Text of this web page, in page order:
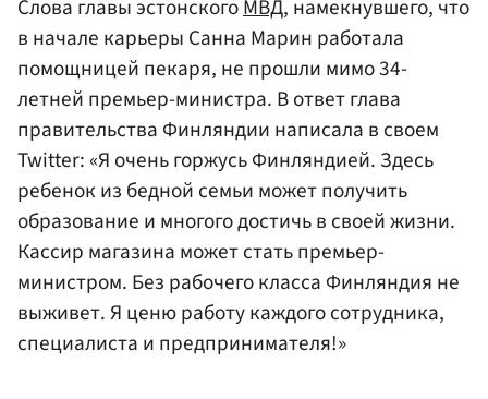
Слова главы эстонскогоМВД, намекнувшего, что
в начале карьеры Санна Марин работала
помощницей пекаря, не прошли мимо 34-
летней премьер-министра. В ответ глава
правительства Финляндии написала в своем
Twitter: «Я очень горжусь Финляндией. Здесь
ребенок из бедной семьи может получить
образование и многого достичь в своей жизни.
Кассир магазина может стать премьер-
министром. Без рабочего класса Финляндия не
выживет. Я ценю работу каждого сотрудника,
специалиста и предпринимателя!»